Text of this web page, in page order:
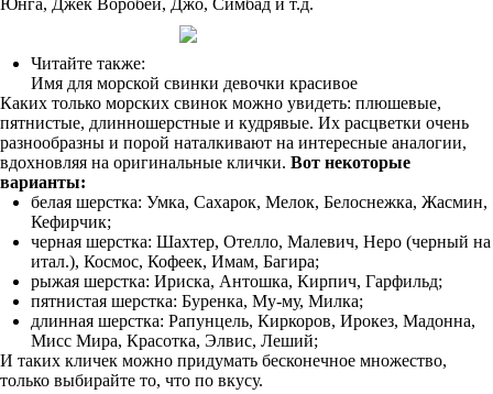
Юнга, Джек Воробей, Джо, Симбад и т.д.
Читайте также:
Имя для морской свинки девочки красивое
Каких только морских свинок можно увидеть: плюшевые,
пятнистые, длинношерстные и кудрявые. Их расцветки очень
разнообразны и порой наталкивают на интересные аналогии,
вдохновляя на оригинальные клички. Вот некоторые
варианты:
белая шерстка: Умка, Сахарок, Мелок, Белоснежка, Жасмин,
Кефирчик;
черная шерстка: Шахтер, Отелло, Малевич, Неро (черный на
итал.), Космос, Кофеек, Имам, Багира;
рыжая шерстка: Ириска, Антошка, Кирпич, Гарфильд;
пятнистая шерстка: Буренка, Му-му, Милка;
длинная шерстка: Рапунцель, Киркоров, Ирокез, Мадонна,
Мисс Мира, Красотка, Элвис, Леший;
И таких кличек можно придумать бесконечное множество,
только выбирайте то, что по вкусу.